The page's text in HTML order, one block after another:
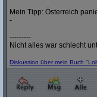
Mein Tipp: Österreich
-
---------
Nicht alles war schlecht
Diskussion über mein Buch